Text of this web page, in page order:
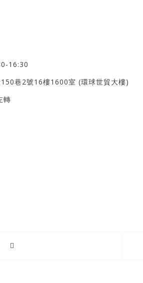
16:30
巷2號16樓1600室 (環球世貿大樓)
轉